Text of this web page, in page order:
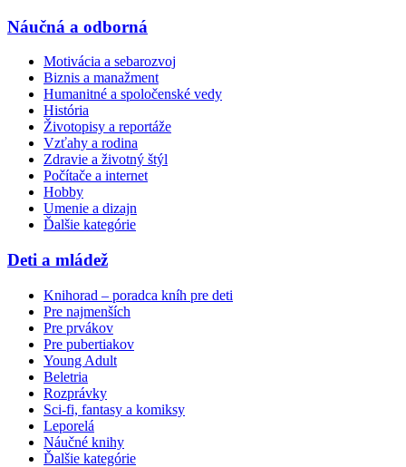
Náučná a odborná
Motivácia a sebarozvoj
Biznis a manažment
Humanitné a spoločenské vedy
História
Životopisy a reportáže
Vzťahy a rodina
Zdravie a životný štýl
Počítače a internet
Hobby
Umenie a dizajn
Ďalšie kategórie
Deti a mládež
Knihorad – poradca kníh pre deti
Pre najmenších
Pre prvákov
Pre pubertiakov
Young Adult
Beletria
Rozprávky
Sci-fi, fantasy a komiksy
Leporelá
Náučné knihy
Ďalšie kategórie